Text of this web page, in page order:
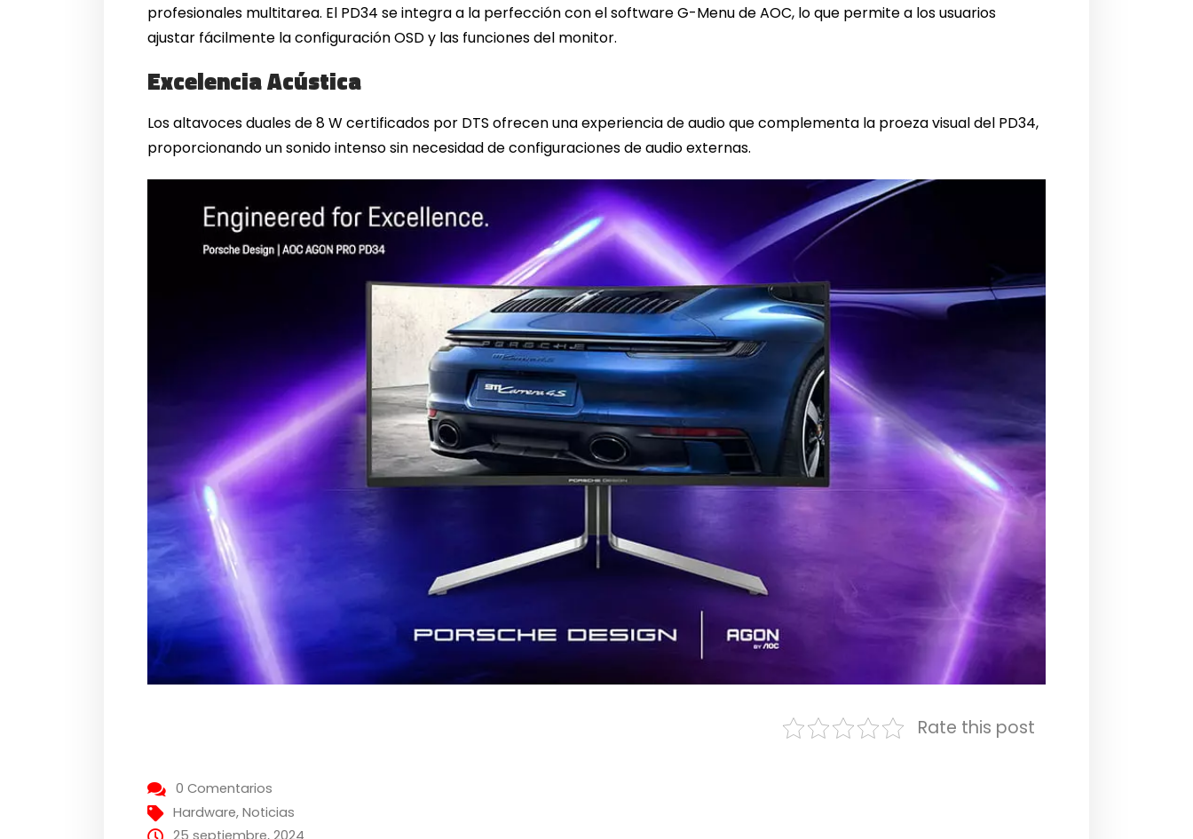
profesionales multitarea. El PD34 se integra a la perfección con el software G-Menu de AOC, lo que permite a los usuarios
ajustar fácilmente la configuración OSD y las funciones del monitor.
Excelencia Acústica
Los altavoces duales de 8 W certificados por DTS ofrecen una experiencia de audio que complementa la proeza visual del PD34,
proporcionando un sonido intenso sin necesidad de configuraciones de audio externas.
Rate this post
0 Comentarios
Hardware,Noticias
25 septiembre, 2024